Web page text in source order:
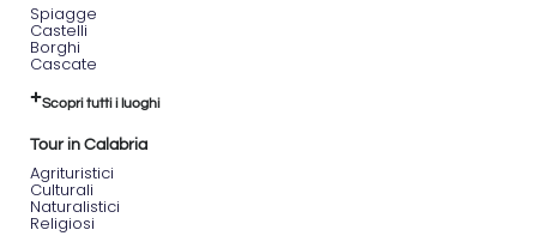
Spiagge
Castelli
Borghi
Cascate
Scopri tutti i luoghi
Tour in Calabria
Agrituristici
Culturali
Naturalistici
Religiosi